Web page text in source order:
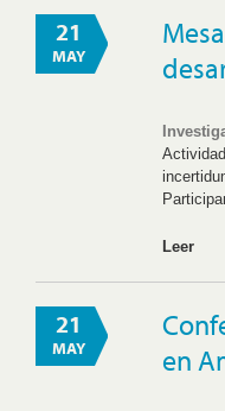
21
MAY
Leer
21
MAY
en